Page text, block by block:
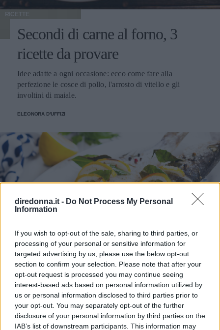
diredonna.it - Do Not Process My Personal
Information
If you wish to opt-out of the sale, sharing to third parties, or
processing of your personal or sensitive information for
targeted advertising by us, please use the below opt-out
section to confirm your selection. Please note that after your
opt-out request is processed you may continue seeing
interest-based ads based on personal information utilized by
us or personal information disclosed to third parties prior to
your opt-out. You may separately opt-out of the further
disclosure of your personal information by third parties on the
IAB’s list of downstream participants. This information may
RICETTE
Secondi di carne al forno, 3
ricette da provare
Idee adatte a ogni occasione: ecco come fare alla
perfezione le cosce di pollo, l'arrosto di vitello e gli
involtini di maiale.
ELEONORA D'UFFIZI
RICETTA RICETTE
Branzino al forno: la ricetta
Il branzino al forno è uno dei modi più classici per